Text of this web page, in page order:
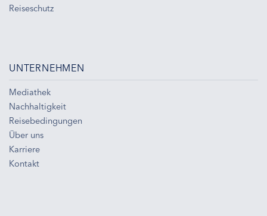
Reiseschutz
UNTERNEHMEN
Mediathek
Nachhaltigkeit
Reisebedingungen
Über uns
Karriere
Kontakt